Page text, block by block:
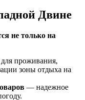
Двине
не только на
проживания,
зоны отдыха на
— надежное